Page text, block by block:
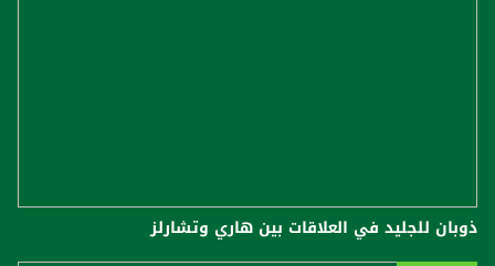
ذوبان للجليد في العلاقات بين هاري وتشارلز